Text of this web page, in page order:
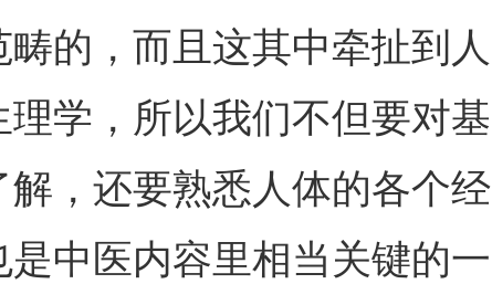
的，而且这其中牵扯到人
学，所以我们不但要对基
，还要熟悉人体的各个经
中医内容里相当关键的一